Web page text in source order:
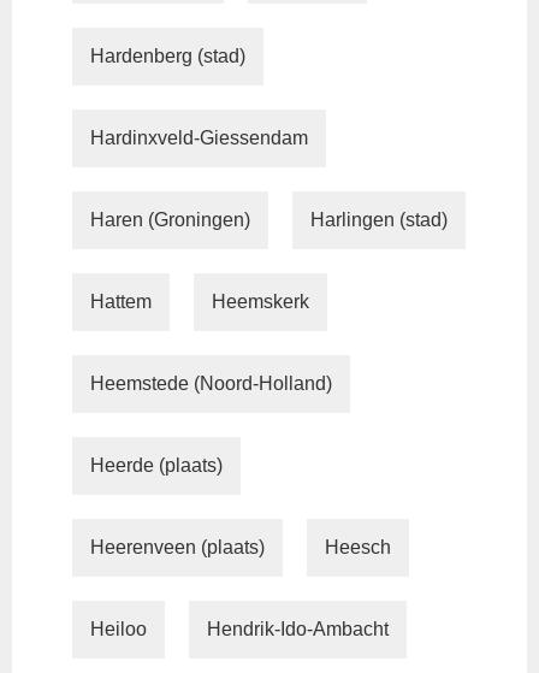
Hardenberg (stad)
Hardinxveld-Giessendam
Haren (Groningen) Harlingen (stad)
Hattem Heemskerk
Heemstede (Noord-Holland)
Heerde (plaats)
Heerenveen (plaats) Heesch
Heiloo Hendrik-Ido-Ambacht